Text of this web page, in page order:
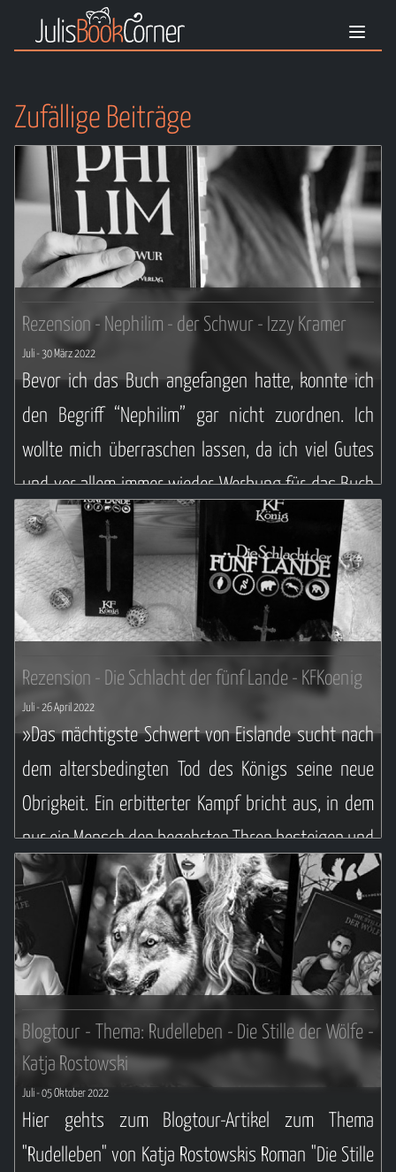
Zufällige Beiträge
Rezension - Nephilim - der Schwur - Izzy Kramer
Juli - 30 März 2022
Bevor ich das Buch angefangen hatte, konnte ich
den Begriff “Nephilim” gar nicht zuordnen. Ich
wollte mich überraschen lassen, da ich viel Gutes
und vor allem immer wieder Werbung für das Buch
gesehen hatte.
Weiterlesen ...
Rezension - Die Schlacht der fünf Lande - KFKoenig
Juli - 26 April 2022
»Das mächtigste Schwert von Eislande sucht nach
dem altersbedingten Tod des Königs seine neue
Obrigkeit. Ein erbitterter Kampf bricht aus, in dem
nur ein Mensch den begehrten Thron besteigen und
folgend über das Lande herrschen kann. Die Fünf
Lande, umgeben von einem magischen Schleier aus
Stärke, Fortschritt, Bestimmung, Intrigen, sowie
Hingabe und ihr enden wollender Weg in Richtung
ihres gemeinsamen Schicksals. FÜNF LANDE. EINE
SCHLACHT.«
Weiterlesen ...
Blogtour - Thema: Rudelleben - Die Stille der Wölfe -
Katja Rostowski
Juli- 05 Oktober 2022
Hier gehts zum Blogtour-Artikel zum Thema
"Rudelleben" von Katja Rostowskis Roman "Die Stille